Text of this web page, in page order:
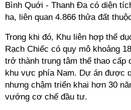
Bình Quới - Thanh Đa có diện
ha, liên quan 4.866 thửa đất
Trong khi đó, Khu liên hợp thể
Rạch Chiếc có quy mô khoảng
trở thành trung tâm thể thao cấp
khu vực phía Nam. Dự án được
nhưng chậm triển khai hơn 30
vướng cơ chế đầu tư.